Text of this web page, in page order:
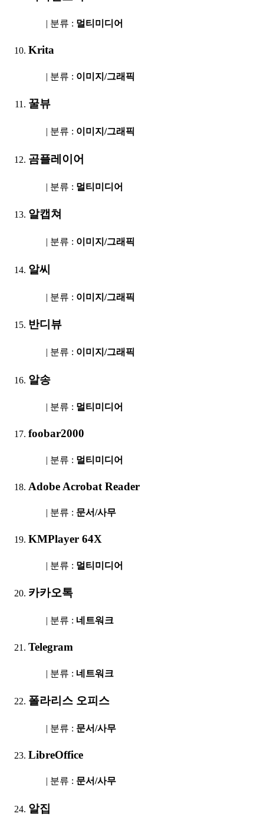
| 분류 : 멀티미디어
Krita
| 분류 : 이미지/그래픽
꿀뷰
| 분류 : 이미지/그래픽
곰플레이어
| 분류 : 멀티미디어
알캡쳐
| 분류 : 이미지/그래픽
알씨
| 분류 : 이미지/그래픽
반디뷰
| 분류 : 이미지/그래픽
알송
| 분류 : 멀티미디어
foobar2000
| 분류 : 멀티미디어
Adobe Acrobat Reader
| 분류 : 문서/사무
KMPlayer 64X
| 분류 : 멀티미디어
카카오톡
| 분류 : 네트워크
Telegram
| 분류 : 네트워크
폴라리스 오피스
| 분류 : 문서/사무
LibreOffice
| 분류 : 문서/사무
알집